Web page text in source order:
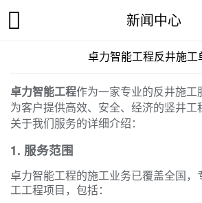
新闻中心
卓力智能工程反井施工
卓力智能工程作为一家专业的反井施工
为客户提供高效、安全、经济的竖井工
关于我们服务的详细介绍：
1. 服务范围
卓力智能工程的施工业务已覆盖全国
工工程项目，包括：